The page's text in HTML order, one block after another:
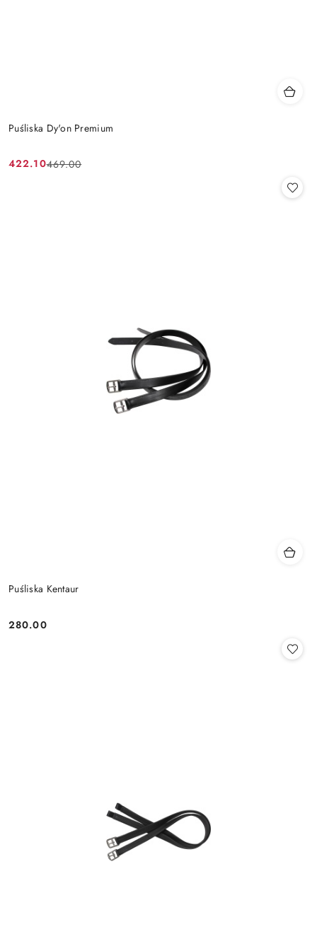
Puśliska Dy'on Premium
Cena
422.10
Cena
469.00
Puśliska Kentaur
Cena:
280.00